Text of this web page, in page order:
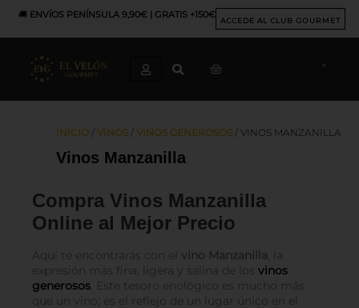
contenido
🚚 ENVÍOS PENÍNSULA 9,90€ | GRATIS +150€
ACCEDE AL CLUB GOURMET
CART
INICIO / VINOS / VINOS GENEROSOS / VINOS MANZANILLA
Vinos Manzanilla
Compra Vinos Manzanilla
Online al Mejor Precio
Aquí te encontrarás con el vino Manzanilla, la
expresión más fina, ligera y salina de los vinos
generosos. Este tesoro enológico es mucho más
que un vino; es el reflejo de un lugar único en el